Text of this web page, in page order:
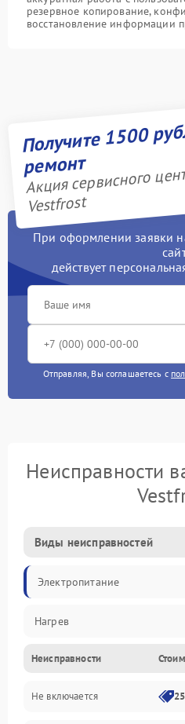
резервное копирование,
восстановление информации
Получите 1500
ремонт
Акция сервисного
Vestfrost
При оформлении заявки
действует
Отправляя, Вы соглашаетесь с
Неисправности
Виды неисправностей
Электропитание
Нагрев
Неисправности
Не включается